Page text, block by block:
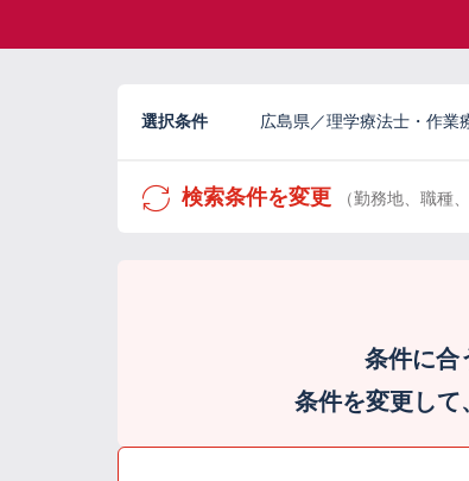
選択条件 広島県／理学療法士・作業
検索条件を変更 （勤務地、職種
条件に合
条件を変更して